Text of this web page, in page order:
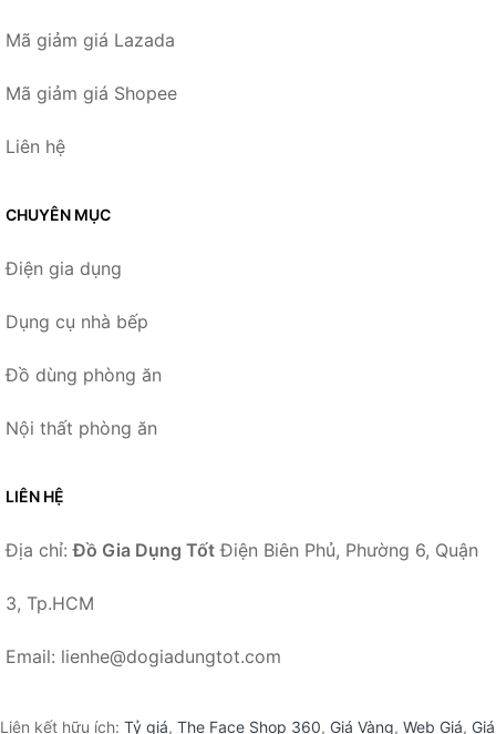
Mã giảm giá Lazada
Mã giảm giá Shopee
Liên hệ
CHUYÊN MỤC
Điện gia dụng
Dụng cụ nhà bếp
Đồ dùng phòng ăn
Nội thất phòng ăn
LIÊN HỆ
Địa chỉ:Đồ Gia Dụng Tốt Điện Biên Phủ, Phường 6, Quận
3, Tp.HCM
Email: lienhe@dogiadungtot.com
Liên kết hữu ích: Tỷ giá, The Face Shop 360, Giá Vàng, Web Giá, Giá